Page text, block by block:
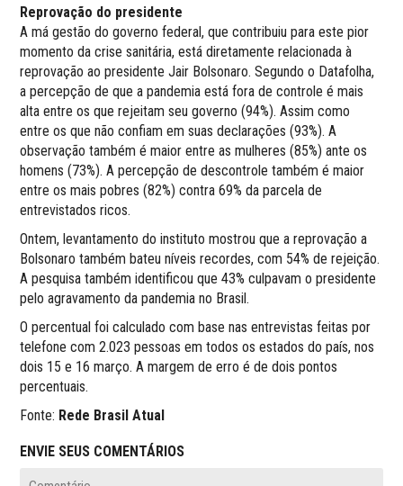
Reprovação do presidente
A má gestão do governo federal, que contribuiu para este pior
momento da crise sanitária, está diretamente relacionada à
reprovação ao presidente Jair Bolsonaro. Segundo o Datafolha,
a percepção de que a pandemia está fora de controle é mais
alta entre os que rejeitam seu governo (94%). Assim como
entre os que não confiam em suas declarações (93%). A
observação também é maior entre as mulheres (85%) ante os
homens (73%). A percepção de descontrole também é maior
entre os mais pobres (82%) contra 69% da parcela de
entrevistados ricos.
Ontem, levantamento do instituto mostrou que a reprovação a
Bolsonaro também bateu níveis recordes, com 54% de rejeição.
A pesquisa também identificou que 43% culpavam o presidente
pelo agravamento da pandemia no Brasil.
O percentual foi calculado com base nas entrevistas feitas por
telefone com 2.023 pessoas em todos os estados do país, nos
dois 15 e 16 março. A margem de erro é de dois pontos
percentuais.
Fonte: Rede Brasil Atual
ENVIE SEUS COMENTÁRIOS